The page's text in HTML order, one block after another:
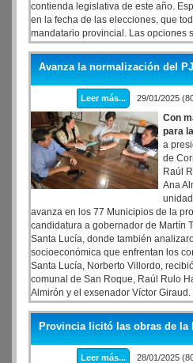
contienda legislativa de este año.
en la fecha de las elecciones, que
mandatario provincial. Las opciones
contienda nacional o hacerlo en
Avanza la normalización del
Leer más... 29/01/2025
Con
para
a
de
Raúl
Ana
avanza en los 77 Municipios de la
candidatura a gobernador de Martín
Santa Lucía, donde también
socioeconómica que enfrentan los
Santa Lucía, Norberto Villordo,
comunal de San Roque, Raúl Rulo
Almirón y el exsenador Víctor
a conducir el PJ correntino mediante
Peronismo Correntino para la
Ascúa como candidato a
Provincia licitó las obras de la
Leer más... 28/01/2025